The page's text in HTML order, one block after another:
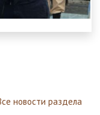
новости раздела